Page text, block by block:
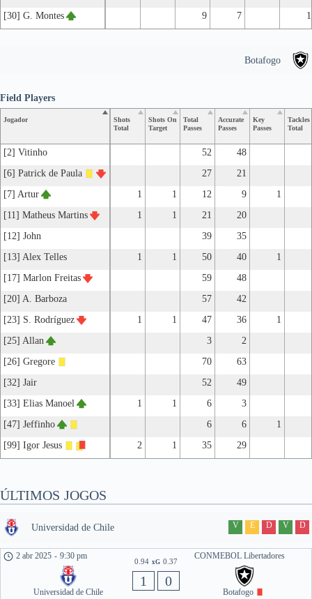
[30] G. Montes 9 7 1
Botafogo
Jogador
Shots
Total
Shots On
Target
Total
Passes
Accurate
Passes
Key
Passes
Tackles
Total
[2] Vitinho 52
48
[6] Patrick de Paula
27
21
[7] Artur
1 1 12 9
1
[11] Matheus Martins
1 1 21
20
[12] John
39
35
[13] Alex Telles
1 1 50 40 1
[17] Marlon Freitas
59 48
[20] A. Barboza
57 42
[23] S. Rodríguez
1 1 47 36 1
[25] Allan
3 2
[26] Gregore
70 63
[32] Jair
52
49
[33] Elias Manoel
1 1 6
3
[47] Jeffinho
6 6 1
[99] Igor Jesus
2 1 35 29
Field Players
ÚLTIMOS JOGOS
Universidad de Chile V E D V D
CONMEBOL Libertadores
2 abr 2025 - 9:30 pm
Universidad de Chile
0.94 xG 0.37
1 0
Botafogo